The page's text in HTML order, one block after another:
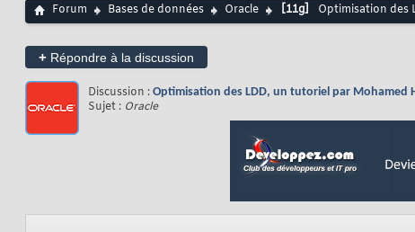
Forum Bases de données Oracle [11g] Optimisation des
+ Répondre à la discussion
Discussion : Optimisation des LDD, un tutoriel par Mohamed
Sujet : Oracle